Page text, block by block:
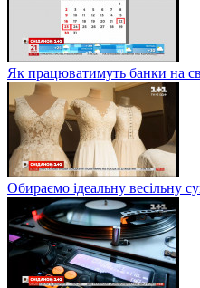
Як працюватимуть банки на
Обираємо ідеальну весільну